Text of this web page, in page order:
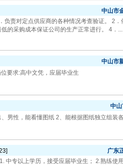
中山市
负责对定点供应商的各种情况考查验证。 2
的采购成本保证公司的生产正常进行。 4．...
中山市
要求:高中文凭，应届毕业生
中
、男性，能看懂图纸 2、能根据图纸独立组装
广东
中专以上学历，接受应届毕业生； 2.熟练使